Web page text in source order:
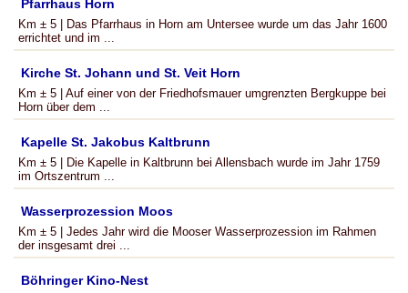
Pfarrhaus Horn
Km ± 5 | Das Pfarrhaus in Horn am Untersee wurde um das Jahr 1600
errichtet und im ...
Kirche St. Johann und St. Veit Horn
Km ± 5 | Auf einer von der Friedhofsmauer umgrenzten Bergkuppe bei
Horn über dem ...
Kapelle St. Jakobus Kaltbrunn
Km ± 5 | Die Kapelle in Kaltbrunn bei Allensbach wurde im Jahr 1759
im Ortszentrum ...
Wasserprozession Moos
Km ± 5 | Jedes Jahr wird die Mooser Wasserprozession im Rahmen
der insgesamt drei ...
Böhringer Kino-Nest